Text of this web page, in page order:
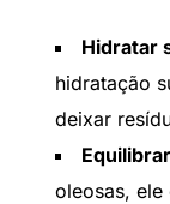
Hidratar
hidratação
deixar
oleosas, ele